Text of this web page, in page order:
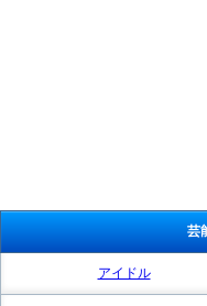
芸
アイドル